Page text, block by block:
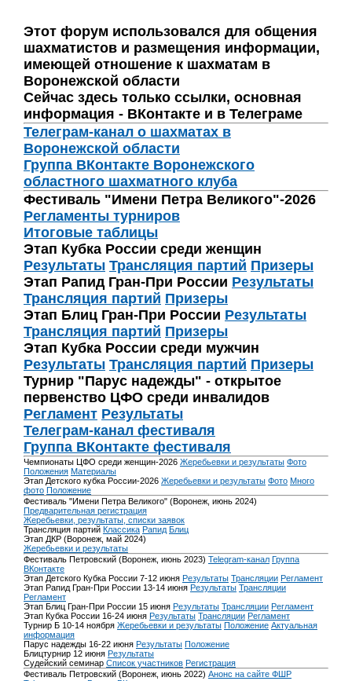
Этот форум использовался для общения
шахматистов и размещения информации,
имеющей отношение к шахматам в
Воронежской области
Сейчас здесь только ссылки, основная
информация - ВКонтакте и в Телеграме
Телеграм-канал о шахматах в
Воронежской области
Группа ВКонтакте Воронежского
областного шахматного клуба
Фестиваль "Имени Петра Великого"-2026
Регламенты турниров
Итоговые таблицы
Этап Кубка России среди женщин
Результаты Трансляция партий Призеры
Этап Рапид Гран-При России Результаты
Трансляция партий Призеры
Этап Блиц Гран-При России Результаты
Трансляция партий Призеры
Этап Кубка России среди мужчин
Результаты Трансляция партий Призеры
Турнир "Парус надежды" - открытое
первенство ЦФО среди инвалидов
Регламент Результаты
Телеграм-канал фестиваля
Группа ВКонтакте фестиваля
Чемпионаты ЦФО среди женщин-2026 Жеребьевки и результаты Фото
Положения Материалы
Этап Детского кубка России-2026 Жеребьевки и результаты Фото Много
фото Положение
Фестиваль "Имени Петра Великого" (Воронеж, июнь 2024)
Предварительная регистрация
Жеребьевки, результаты, списки заявок
Трансляция партий Классика Рапид Блиц
Этап ДКР (Воронеж, май 2024)
Жеребьевки и результаты
Фестиваль Петровский (Воронеж, июнь 2023) Telegram-канал Группа
ВКонтакте
Этап Детского Кубка России 7-12 июня Результаты Трансляции Регламент
Этап Рапид Гран-При России 13-14 июня Результаты Трансляции
Регламент
Этап Блиц Гран-При России 15 июня Результаты Трансляции Регламент
Этап Кубка России 16-24 июня Результаты Трансляции Регламент
Турнир Б 10-14 ноября Жеребьевки и результаты Положение Актуальная
информация
Парус надежды 16-22 июня Результаты Положение
Блицтурнир 12 июня Результаты
Судейский семинар Список участников Регистрация
Фестиваль Петровский (Воронеж, июнь 2022) Анонс на сайте ФШР